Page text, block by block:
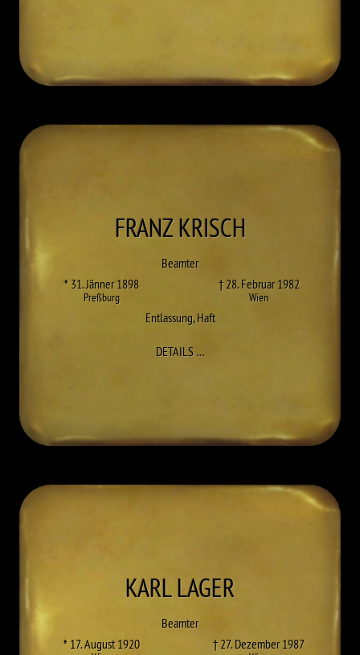
FRANZKRISCH
Beamter
* 31. Jänner 1898
Preßburg
† 28. Februar 1982
Wien
Entlassung,Haft
DETAILS…ZU FRANZ KRISCH
KARLLAGER
Beamter
* 17. August 1920
† 27. Dezember 1987